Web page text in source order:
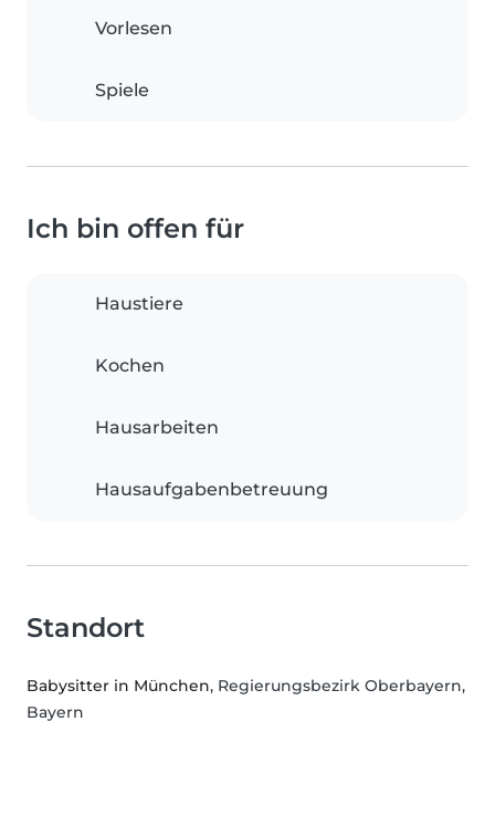
Vorlesen
Spiele
Ich bin offen für
Haustiere
Kochen
Hausarbeiten
Hausaufgabenbetreuung
Standort
Babysitter in München, Regierungsbezirk Oberbayern,
Bayern